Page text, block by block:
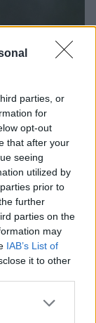
parties, or
for
opt-out
that after your
seeing
utilized by
prior to
further
parties on the
may
IAB’s List of
it to other
more Google
μετά από